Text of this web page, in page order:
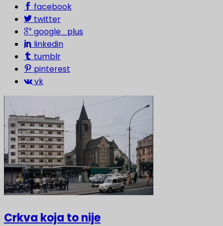
facebook
twitter
google_plus
linkedin
tumblr
pinterest
vk
Crkva koja to nije